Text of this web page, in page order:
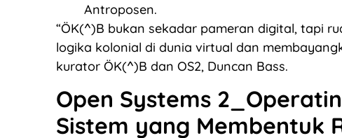
Antroposen.
“ÖK(^)B bukan sekadar pameran digital, tapi
logika kolonial di dunia virtual dan
kurator ÖK(^)B dan OS2, Duncan Bass.
Open Systems
Sistem yang Membentuk